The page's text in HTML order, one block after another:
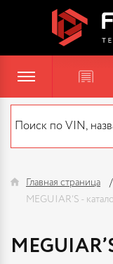
Главная страница
MEGUIAR’S -